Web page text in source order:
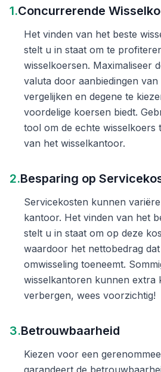
1.Concurrerende
Het vinden van het beste
stelt u in staat om te
wisselkoersen. Maximaliseer
valuta door aanbiedingen
vergelijken en degene te
voordelige koersen biedt.
tool om de echte wisselkoers
van het wisselkantoor.
2.Besparing op
Servicekosten kunnen
kantoor. Het vinden van het
stelt u in staat om op deze
waardoor het nettobedrag
omwisseling toeneemt.
wisselkantoren kunnen extra
verbergen, wees voorzichtig!
3.Betrouwbaarheid
Kiezen voor een
garandeert de